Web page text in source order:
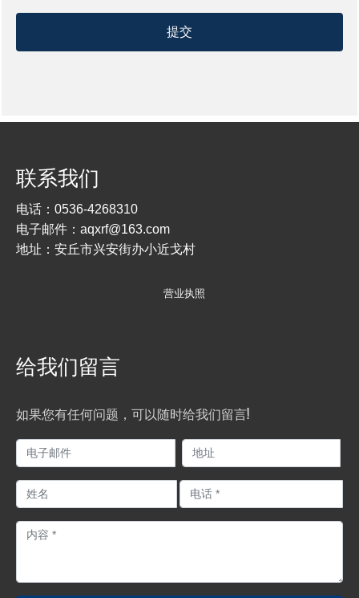
提交
联系我们
电话： 0536-4268310
电子邮件： aqxrf@163.com
地址：安丘市兴安街办小近戈村
营业执照
给我们留言
如果您有任何问题，可以随时给我们留言!